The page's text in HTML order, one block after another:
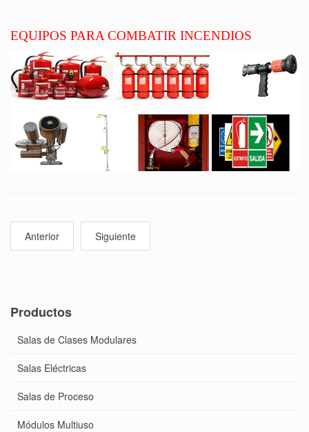
EQUIPOS PARA COMBATIR INCENDIOS
Anterior Siguiente
Productos
Salas de Clases Modulares
Salas Eléctricas
Salas de Proceso
Módulos Multiuso